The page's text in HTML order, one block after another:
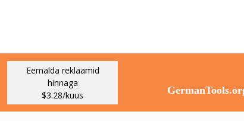
Eemalda reklaamid
hinnaga
$3.28/kuus